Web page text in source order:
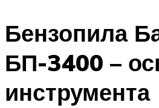
Бензопила
БП-3400 –
инструмента